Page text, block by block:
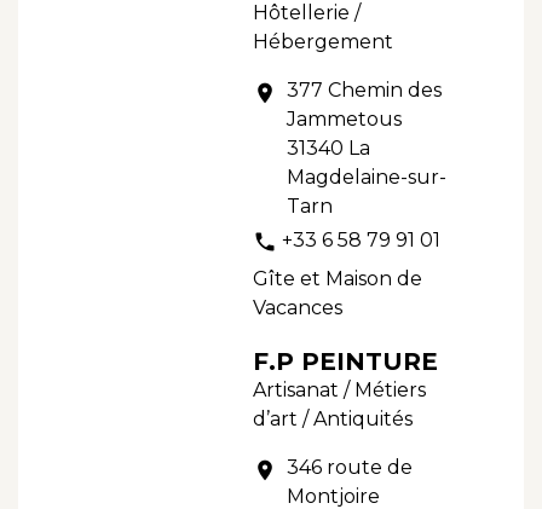
Hôtellerie /
Hébergement
location_on
377 Chemin des
Jammetous
31340 La
Magdelaine-sur-
Tarn
phone +33 6 58 79 91 01
Gîte et Maison de
Vacances
F.P PEINTURE
Artisanat / Métiers
d’art / Antiquités
location_on
346 route de
Montjoire